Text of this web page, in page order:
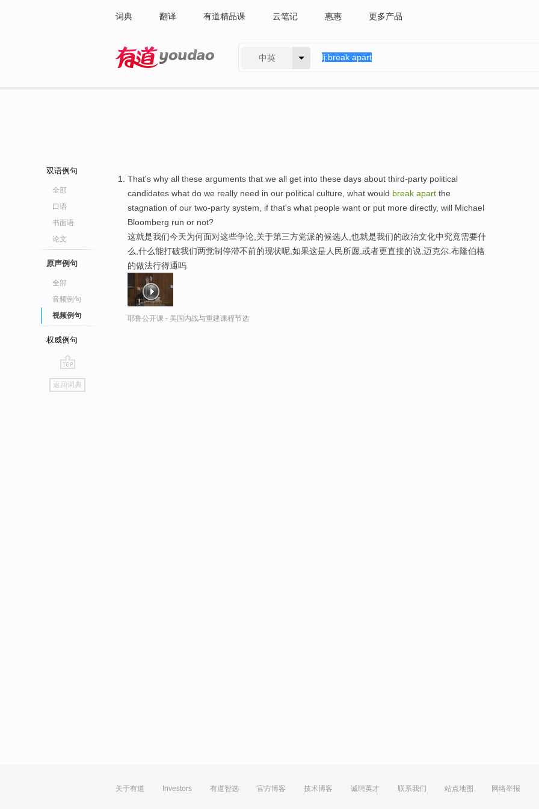
词典 翻译 有道精品课 云笔记 惠惠 更多产品
中英
双语例句
全部
口语
书面语
论文
原声例句
全部
音频例句
视频例句
权威例句
go
top
返回词典
That's why all these arguments that we all get into these days about third-party political
candidates what do we really need in our political culture, what would break apart the
stagnation of our two-party system, if that's what people want or put more directly, will Michael
Bloomberg run or not?
这就是我们今天为何面对这些争论,关于第三方党派的候选人,也就是我们的政治文化中究竟需要什
么,什么能打破我们两党制停滞不前的现状呢,如果这是人民所愿,或者更直接的说,迈克尔.布隆伯格
的做法行得通吗
耶鲁公开课 - 美国内战与重建课程节选
关于有道 Investors 有道智选 官方博客 技术博客 诚聘英才 联系我们 站点地图 网络举报